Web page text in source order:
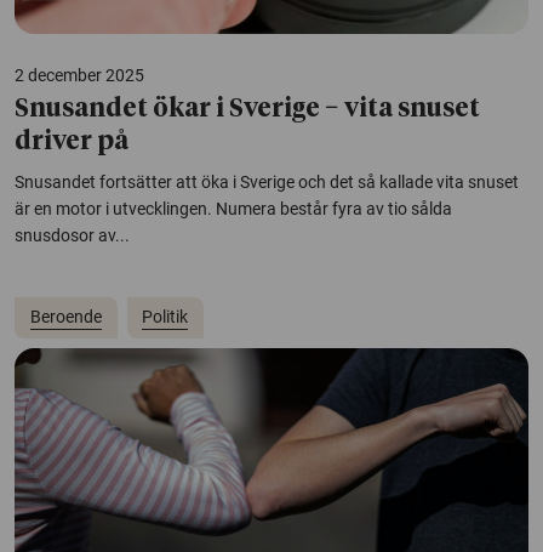
2 december 2025
Snusandet ökar i Sverige − vita snuset
driver på
Snusandet fortsätter att öka i Sverige och det så kallade vita snuset
är en motor i utvecklingen. Numera består fyra av tio sålda
snusdosor av...
Beroende Politik